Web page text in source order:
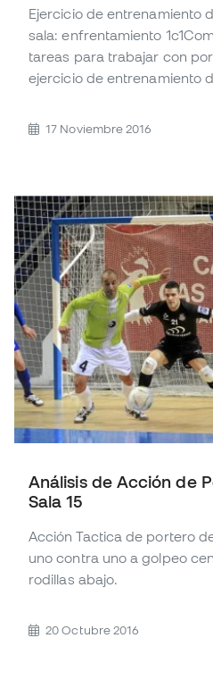
Ejercicio de entrenamiento
sala: enfrentamiento
tareas para trabajar con
ejercicio de entrenamiento
17 Noviembre 2016
Análisis de Acción de
Sala 15
Acción Tactica de portero
uno contra uno a golpeo
rodillas abajo.
20 Octubre 2016